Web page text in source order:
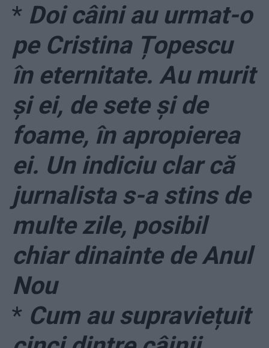
* Doi câini au urmat-o
pe Cristina Țopescu
în eternitate. Au murit
și ei, de sete și de
foame, în apropierea
ei. Un indiciu clar că
jurnalista s-a stins de
multe zile, posibil
chiar dinainte de Anul
Nou
* Cum au supraviețuit